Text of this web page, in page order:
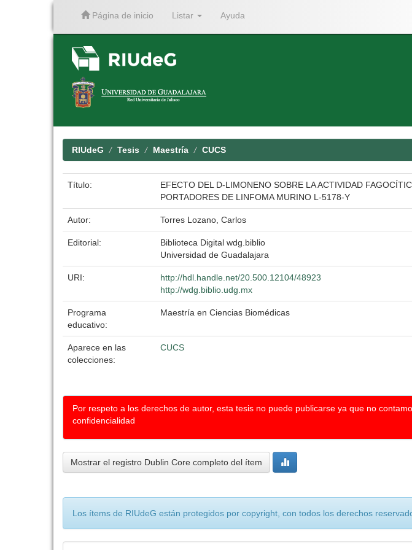
Página de inicio Listar Ayuda
RIUdeG Tesis Maestría CUCS
Título:
EFECTO DEL D-LIMONENO SOBRE LA ACTIVIDAD
PORTADORES DE LINFOMA MURINO L-5178-Y
Autor: Torres Lozano, Carlos
Editorial:
Biblioteca Digital wdg.biblio
Universidad de Guadalajara
URI:
http://hdl.handle.net/20.500.12104/48923
http://wdg.biblio.udg.mx
Programa
educativo:
Maestría en Ciencias Biomédicas
Aparece en las
colecciones:
CUCS
Por respeto a los derechos de autor, esta tesis no puede publicarse ya que no
confidencialidad
Mostrar el registro Dublin Core completo del ítem
Los ítems de RIUdeG están protegidos por copyright, con todos los derechos